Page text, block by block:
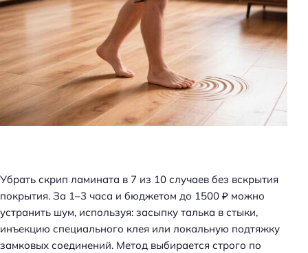
Убрать скрип ламината в 7 из 10 случаев без вскрытия
покрытия. За 1–3 часа и бюджетом до 1500 ₽ можно
устранить шум, используя: засыпку талька в стыки,
инъекцию специального клея или локальную подтяжку
замковых соединений. Метод выбирается строго по